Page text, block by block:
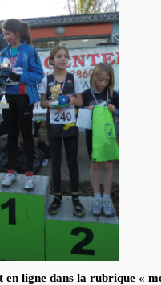
en ligne dans la rubrique «